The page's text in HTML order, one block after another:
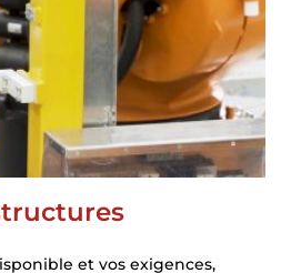
et vos exigences,